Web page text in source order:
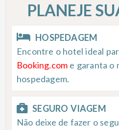
PLANEJE
HOSPEDAGEM
Encontre o hotel ideal
Booking.com e garanta o
hospedagem.
SEGURO VIAGEM
Não deixe de fazer o